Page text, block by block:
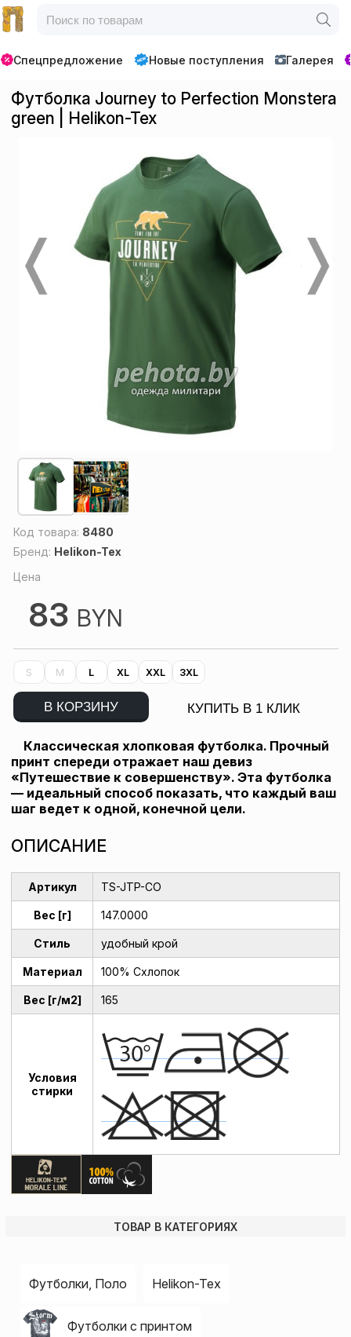
Спецпредложение Новые поступления Галерея
Футболка Journey to Perfection Monstera
green | Helikon-Tex
Код товара: 8480
Бренд: Helikon-Tex
Цена
83 BYN
S M L XL XXL 3XL
В КОРЗИНУ КУПИТЬ В 1 КЛИК
Классическая хлопковая футболка. Прочный
принт спереди отражает наш девиз
«Путешествие к совершенству». Эта футболка
— идеальный способ показать, что каждый ваш
шаг ведет к одной, конечной цели.
ОПИСАНИЕ
Артикул TS-JTP-CO
Вес [г] 147.0000
Стиль удобный крой
Материал 100% Cхлопок
Вес [г/м2] 165
Условия
стирки
ТОВАР В КАТЕГОРИЯХ
Футболки, Поло Helikon-Tex
Футболки с принтом